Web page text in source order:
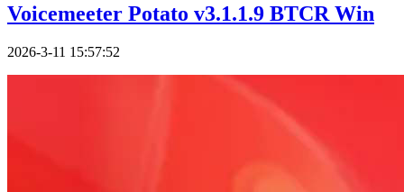
Voicemeeter Potato v3.1.1.9 BTCR Win
2026-3-11 15:57:52